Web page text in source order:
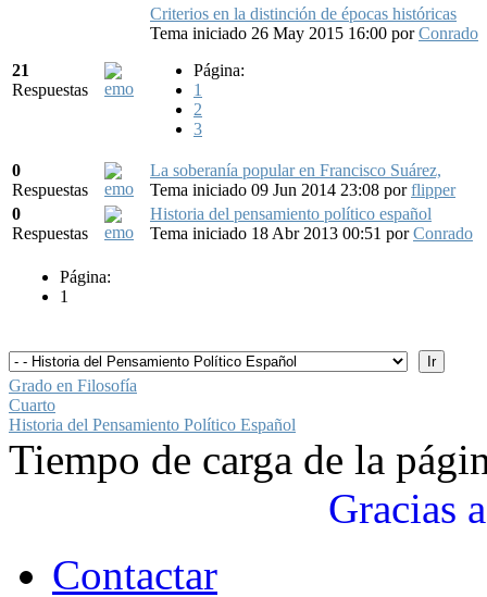
21
Respuestas
Criterios en la distinción de épocas históricas
Tema iniciado 26 May 2015 16:00 porConrado
Página:
1
2
3
0
Respuestas
La soberanía popular en Francisco Suárez,
Tema iniciado 09 Jun 2014 23:08 porflipper
0
Respuestas
Historia del pensamiento político español
Tema iniciado 18 Abr 2013 00:51 porConrado
Página:
1
Grado en Filosofía
Cuarto
Historia del Pensamiento Político Español
Tiempo de carga de la
Gracias a
Contactar